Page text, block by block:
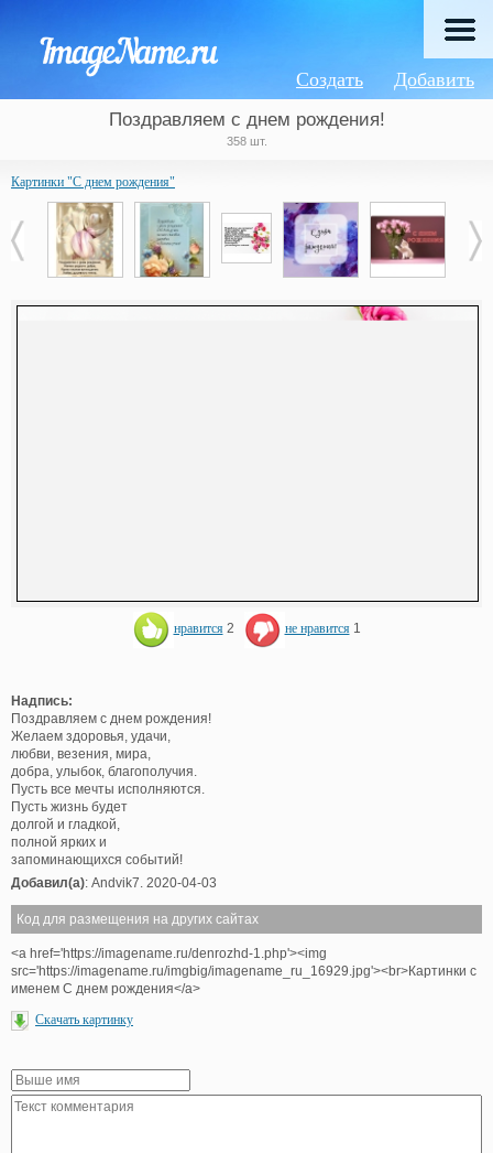
Добавить
Создать
Поздравляем с днем рождения!
358 шт.
Картинки "С днем рождения"
нравится 2 не нравится 1
Надпись:
Поздравляем с днем рождения!
Желаем здоровья, удачи,
любви, везения, мира,
добра, улыбок, благополучия.
Пусть все мечты исполняются.
Пусть жизнь будет
долгой и гладкой,
полной ярких и
запоминающихся событий!
Добавил(а): Andvik7. 2020-04-03
Код для размещения на других сайтах
<a href='https://imagename.ru/denrozhd-1.php'><img
src='https://imagename.ru/imgbig/imagename_ru_16929.jpg'><br>Картинки с
именем С днем рождения</a>
Скачать картинку